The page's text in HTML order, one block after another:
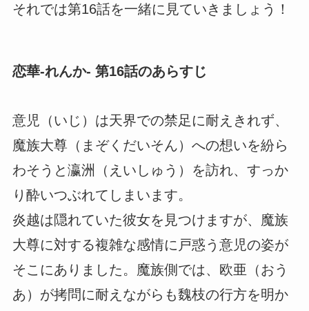
それでは第16話を一緒に見ていきましょう！
恋華-れんか- 第16話のあらすじ
意児（いじ）は天界での禁足に耐えきれず、
魔族大尊（まぞくだいそん）への想いを紛ら
わそうと瀛洲（えいしゅう）を訪れ、すっか
り酔いつぶれてしまいます。
炎越は隠れていた彼女を見つけますが、魔族
大尊に対する複雑な感情に戸惑う意児の姿が
そこにありました。魔族側では、欧亜（おう
あ）が拷問に耐えながらも魏枝の行方を明か